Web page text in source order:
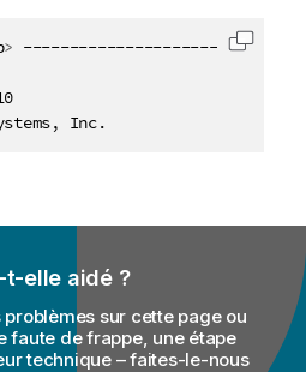
>
Inc.
Copier
t-elle aidé ?
sur cette page ou
faute de frappe, une étape
technique – faites-le-nous